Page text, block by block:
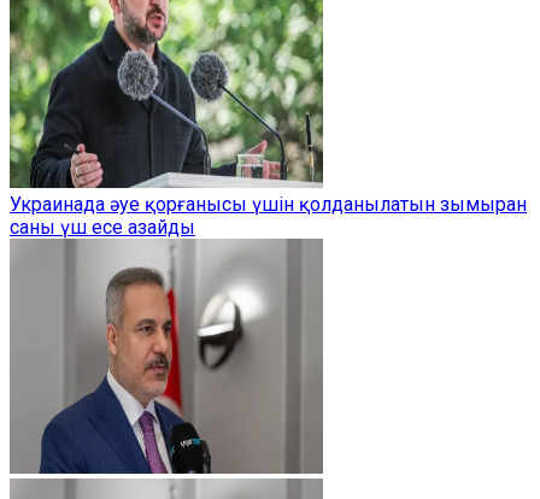
Украинада әуе қорғанысы үшін қолданылатын зымыран
саны үш есе азайды